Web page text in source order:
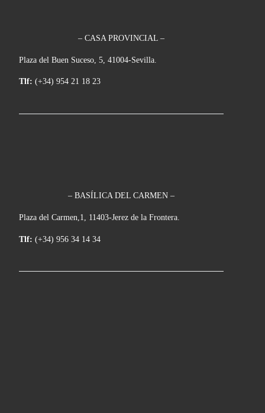
– CASA PROVINCIAL –
Plaza del Buen Suceso, 5, 41004-Sevilla.
Tlf: (+34) 954 21 18 23
– BASÍLICA DEL CARMEN –
Plaza del Carmen,1, 11403-Jerez de la Frontera.
Tlf: (+34) 956 34 14 34